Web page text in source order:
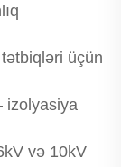
üçün
izolyasiya
və 10kV